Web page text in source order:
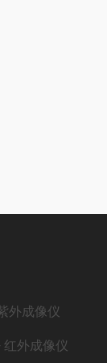
外成像仪
红外成像仪